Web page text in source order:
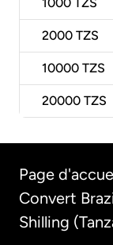
1000 TZS
2000 TZS
10000 TZS
20000 TZS
Page
Convert
Shilling